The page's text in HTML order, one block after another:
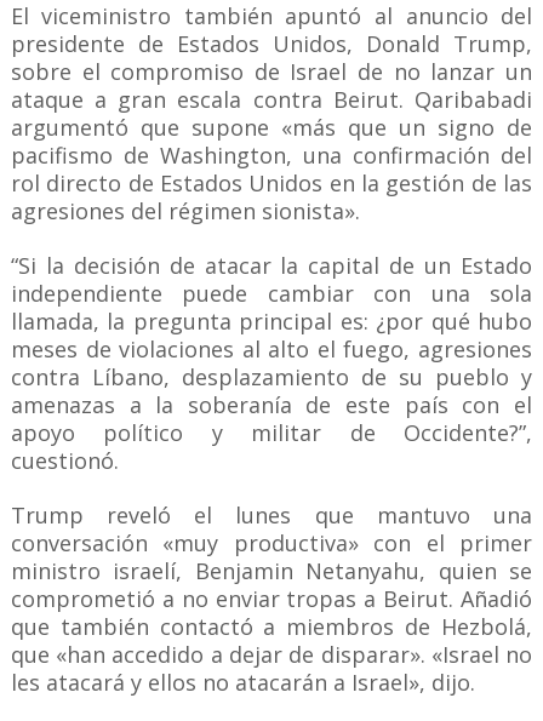
El viceministro también apuntó al anuncio del
presidente de Estados Unidos, Donald Trump,
sobre el compromiso de Israel de no lanzar un
ataque a gran escala contra Beirut. Qaribabadi
argumentó que supone «más que un signo de
pacifismo de Washington, una confirmación del
rol directo de Estados Unidos en la gestión de las
agresiones del régimen sionista».
“Si la decisión de atacar la capital de un Estado
independiente puede cambiar con una sola
llamada, la pregunta principal es: ¿por qué hubo
meses de violaciones al alto el fuego, agresiones
contra Líbano, desplazamiento de su pueblo y
amenazas a la soberanía de este país con el
apoyo político y militar de Occidente?”,
cuestionó.
Trump reveló el lunes que mantuvo una
conversación «muy productiva» con el primer
ministro israelí, Benjamin Netanyahu, quien se
comprometió a no enviar tropas a Beirut. Añadió
que también contactó a miembros de Hezbolá,
que «han accedido a dejar de disparar». «Israel no
les atacará y ellos no atacarán a Israel», dijo.